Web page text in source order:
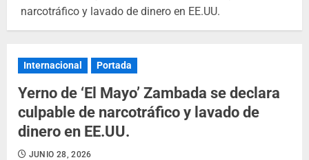
narcotráfico y lavado de dinero en EE.UU.
Internacional Portada
Yerno de ‘El Mayo’ Zambada se declara
culpable de narcotráfico y lavado de
dinero en EE.UU.
JUNIO 28, 2026